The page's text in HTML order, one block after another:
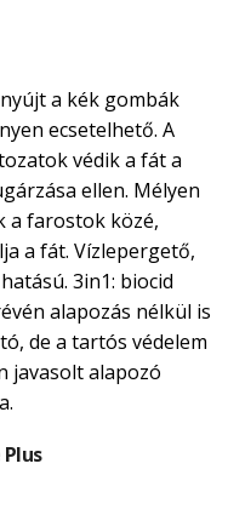
a kék gombák
ecsetelhető. A
védik a fát a
ellen. Mélyen
a farostok közé,
a fát. Vízlepergető,
3in1: biocid
alapozás nélkül is
de a tartós védelem
javasolt alapozó